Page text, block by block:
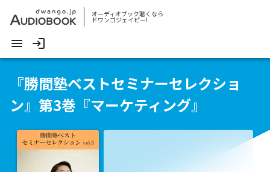
オーディオブック聴くなら
ドワンゴジェイピー!
『勝間塾ベストセミナーセレクショ
ン』第3巻『マーケティング』